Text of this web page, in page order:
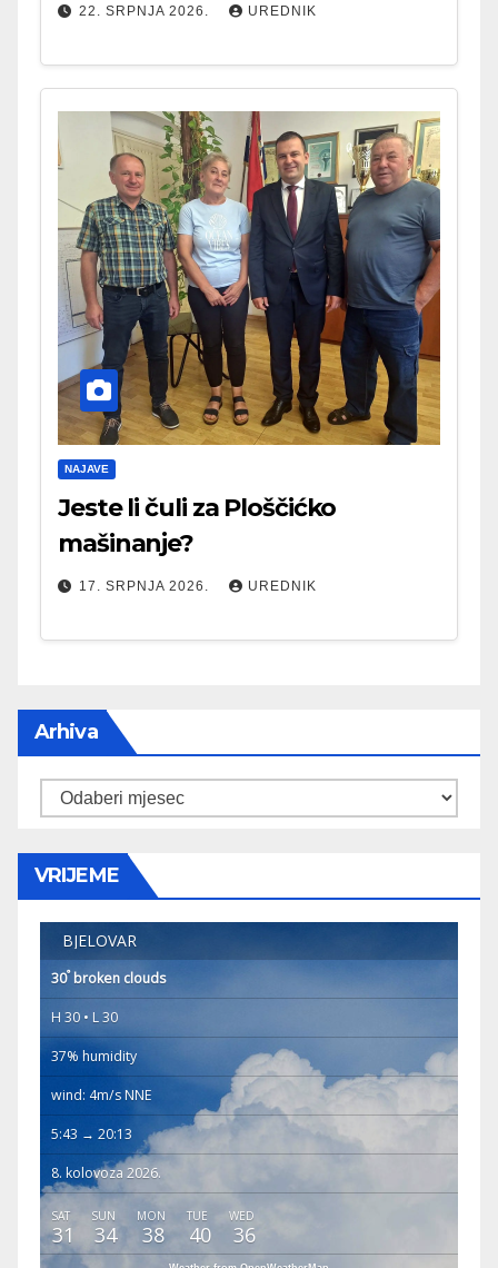
22. SRPNJA 2026. UREDNIK
NAJAVE
Jeste li čuli za Ploščićko
mašinanje?
17. SRPNJA 2026. UREDNIK
Arhiva
Arhiva
VRIJEME
BJELOVAR
30°broken clouds
H 30 • L 30
37% humidity
wind: 4m/s NNE
5:43 → 20:13
8. kolovoza 2026.
SAT
31
SUN
34
MON
38
TUE
40
WED
36